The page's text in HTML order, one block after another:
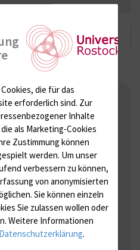
Anmeldung
zur
bitte
genauer
wie auf dem
der
formuliert -
Anfragen
nicht
die für das
erforderlich sind. Zur
Inhalte
als Marketing-Cookies
Zustimmung können
werden. Um unser
verbessern zu können,
von anonymisierten
Sie können einzeln
Sie zulassen wollen oder
Weitere Informationen
Datenschutzerklärung.